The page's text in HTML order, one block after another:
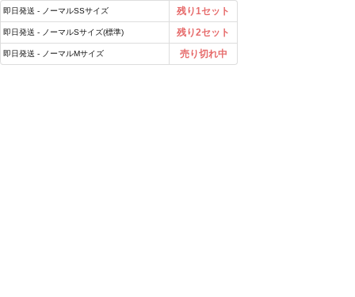
即日発送 - ノーマルSSサイズ 残り1セット
即日発送 - ノーマルSサイズ(標準) 残り2セット
即日発送 - ノーマルMサイズ 売り切れ中